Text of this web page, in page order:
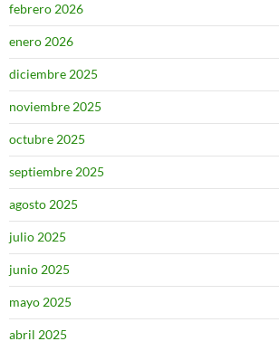
febrero 2026
enero 2026
diciembre 2025
noviembre 2025
octubre 2025
septiembre 2025
agosto 2025
julio 2025
junio 2025
mayo 2025
abril 2025